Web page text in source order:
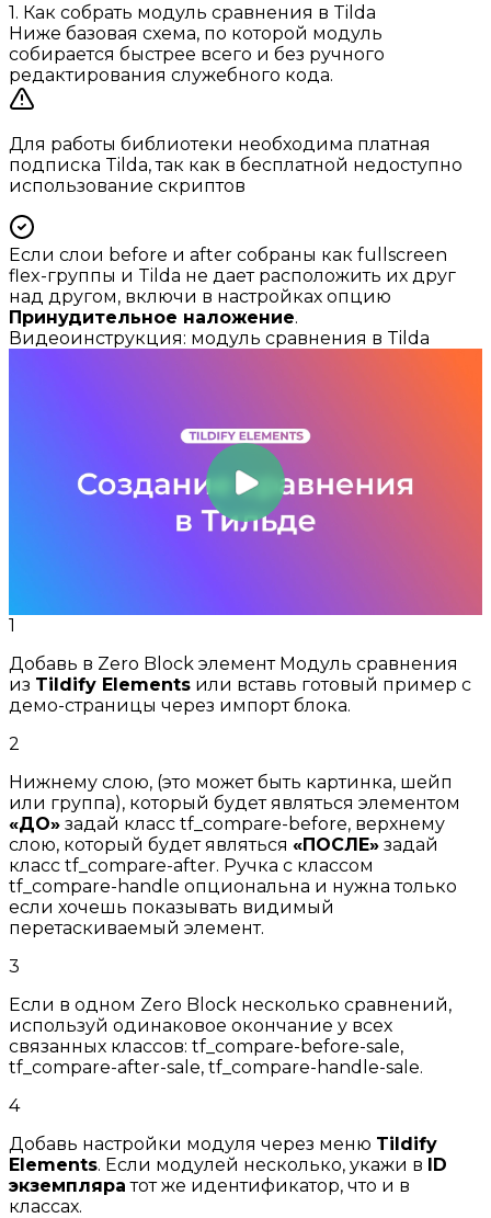
1. Как собрать модуль сравнения в Tilda
Ниже базовая схема, по которой модуль
собирается быстрее всего и без ручного
редактирования служебного кода.
Для работы библиотеки необходима платная
подписка Tilda, так как в бесплатной недоступно
использование скриптов
Если слои before и after собраны как fullscreen
flex-группы и Tilda не дает расположить их друг
над другом, включи в настройках опцию
Принудительное наложение.
Видеоинструкция: модуль сравнения в Tilda
1
Добавь в Zero Block элемент Модуль сравнения
из Tildify Elements или вставь готовый пример с
демо-страницы через импорт блока.
2
Нижнему слою, (это может быть картинка, шейп
или группа), который будет являться элементом
«ДО» задай класс tf_compare-before, верхнему
слою, который будет являться «ПОСЛЕ» задай
класс tf_compare-after. Ручка с классом
tf_compare-handle опциональна и нужна только
если хочешь показывать видимый
перетаскиваемый элемент.
3
Если в одном Zero Block несколько сравнений,
используй одинаковое окончание у всех
связанных классов: tf_compare-before-sale,
tf_compare-after-sale, tf_compare-handle-sale.
4
Добавь настройки модуля через меню Tildify
Elements. Если модулей несколько, укажи в ID
экземпляра тот же идентификатор, что и в
классах.